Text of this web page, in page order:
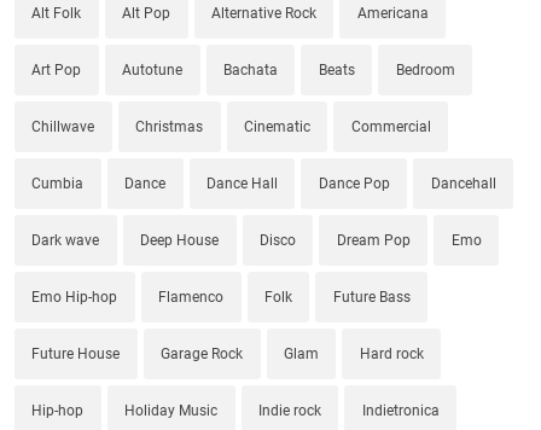
Alt Folk Alt Pop Alternative Rock Americana
Art Pop Autotune Bachata Beats Bedroom
Chillwave Christmas Cinematic Commercial
Cumbia Dance Dance Hall Dance Pop Dancehall
Dark wave Deep House Disco Dream Pop Emo
Emo Hip-hop Flamenco Folk Future Bass
Future House Garage Rock Glam Hard rock
Hip-hop Holiday Music Indie rock Indietronica